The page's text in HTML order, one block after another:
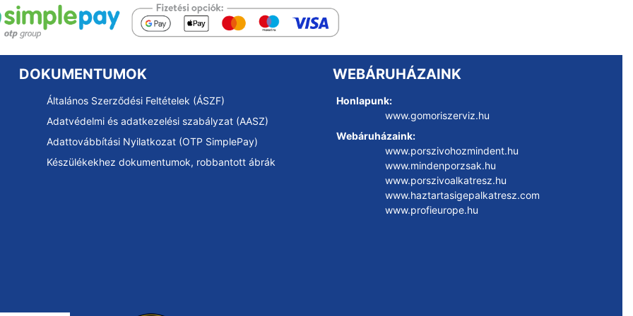
DOKUMENTUMOK
Általános Szerződési Feltételek (ÁSZF)
Adatvédelmi és adatkezelési szabályzat (AASZ)
Adattovábbítási Nyilatkozat (OTP SimplePay)
Készülékekhez dokumentumok, robbantott ábrák
WEBÁRUHÁZAINK
Honlapunk:
www.gomoriszerviz.hu
Webáruházaink:
www.porszivohozmindent.hu
www.mindenporzsak.hu
www.porszivoalkatresz.hu
www.haztartasigepalkatresz.com
www.profieurope.hu